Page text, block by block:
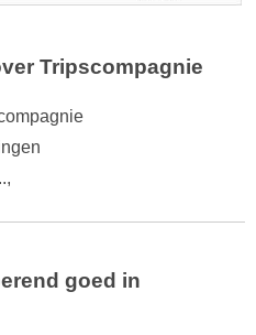
Tripscompagnie
goed in